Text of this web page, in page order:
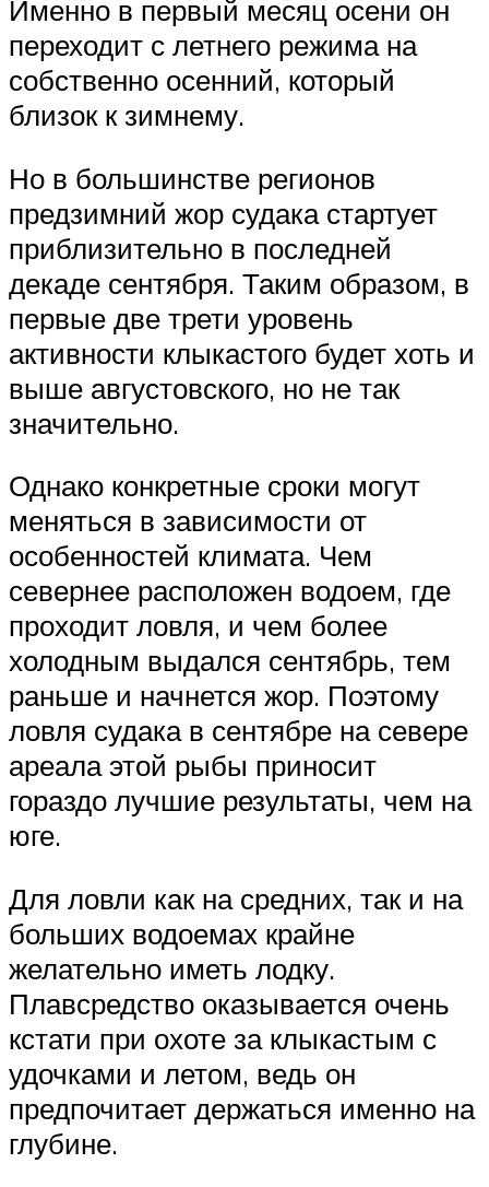
Именно в первый месяц осени он
переходит с летнего режима на
собственно осенний, который
близок к зимнему.
Но в большинстве регионов
предзимний жор судака стартует
приблизительно в последней
декаде сентября. Таким образом, в
первые две трети уровень
активности клыкастого будет хоть и
выше августовского, но не так
значительно.
Однако конкретные сроки могут
меняться в зависимости от
особенностей климата. Чем
севернее расположен водоем, где
проходит ловля, и чем более
холодным выдался сентябрь, тем
раньше и начнется жор. Поэтому
ловля судака в сентябре на севере
ареала этой рыбы приносит
гораздо лучшие результаты, чем на
юге.
Для ловли как на средних, так и на
больших водоемах крайне
желательно иметь лодку.
Плавсредство оказывается очень
кстати при охоте за клыкастым с
удочками и летом, ведь он
предпочитает держаться именно на
глубине.